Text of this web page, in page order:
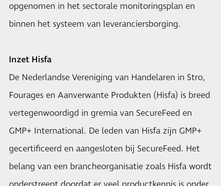
opgenomen in het sectorale monitoringsplan en
binnen het systeem van leveranciersborging.
Inzet Hisfa
De Nederlandse Vereniging van Handelaren in Stro,
Fourages en Aanverwante Produkten (Hisfa) is breed
vertegenwoordigd in gremia van SecureFeed en
GMP+ International. De leden van Hisfa zijn GMP+
gecertificeerd en aangesloten bij SecureFeed. Het
belang van een brancheorganisatie zoals Hisfa wordt